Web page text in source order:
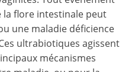
la flore intestinale peut
une maladie déficience
ultrabiotiques agissent
mécanismes